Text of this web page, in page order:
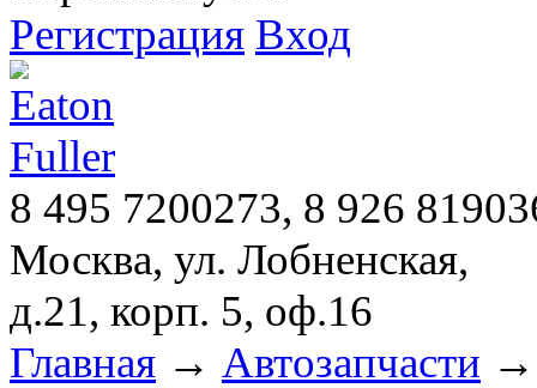
Регистрация Вход
8 495 7200273, 8 926
Москва, ул. Лобненская,
д.21, корп. 5, оф.16
Главная → Автозапчасти